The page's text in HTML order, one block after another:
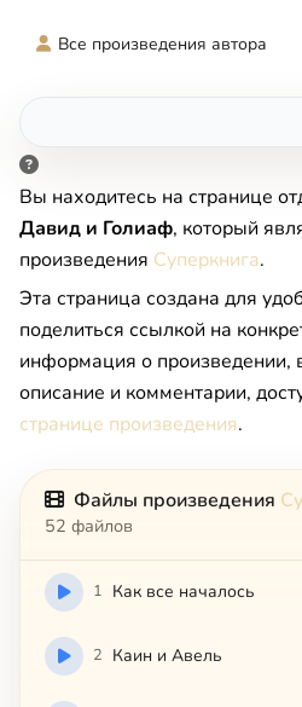
Все произведения автора
Вы находитесь на странице
Давид и Голиаф, который
произведения Суперкнига.
Эта страница создана для
поделиться ссылкой на
информация о произведении,
описание и комментарии,
странице произведения.
Файлы произведения
52 файлов
1 Как все началось
2 Каин и Авель